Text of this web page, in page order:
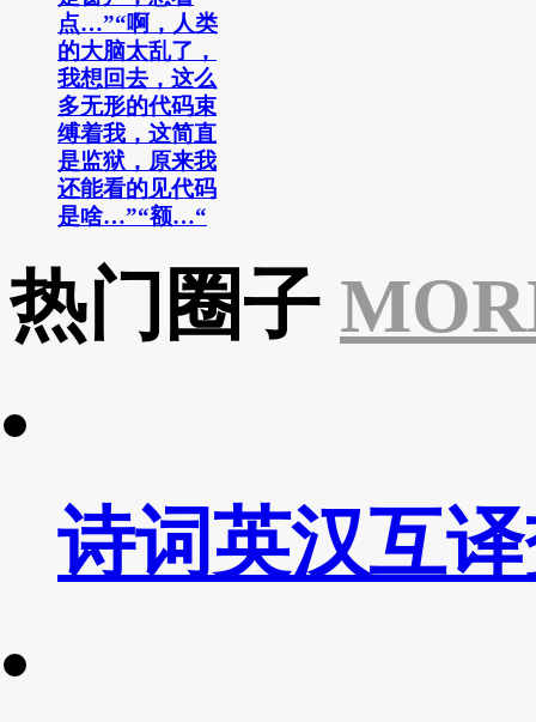
点…”“啊，人类
的大脑太乱了，
我想回去，这么
多无形的代码束
缚着我，这简直
是监狱，原来我
还能看的见代码
是啥…”“额…“
热门圈子
诗词英汉互